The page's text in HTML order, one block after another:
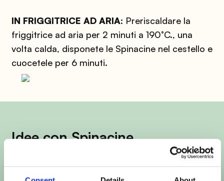
IN FRIGGITRICE AD ARIA: Preriscaldare la
friggitrice ad aria per 2 minuti a 190°C., una
volta calda, disponete le Spinacine nel cestello e
cuocetele per 6 minuti.
Idee con Spinacine
Tanta fame e poco tempo? Ecco una selezione
di ricette per semplificarti la vita in cucina!